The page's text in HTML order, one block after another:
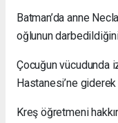
Batman’da anne
oğlunun
Çocuğun vücudunda
Hastanesi’ne giderek
Kreş öğretmeni